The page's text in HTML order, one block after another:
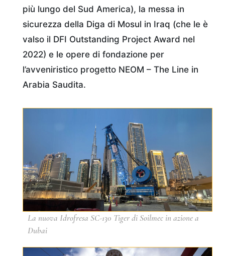
più lungo del Sud America), la messa in
sicurezza della Diga di Mosul in Iraq (che le è
valso il DFI Outstanding Project Award nel
2022) e le opere di fondazione per
l’avveniristico progetto NEOM – The Line in
Arabia Saudita.
La nuova Idrofresa SC-130 Tiger di Soilmec in azione a
Dubai